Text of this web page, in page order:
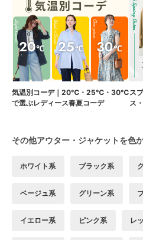
気温別コーデ｜20℃・25℃・30℃
で選ぶレディース春夏コーデ
ス
ス
その他アウター・ジャケットを色
ホワイト系 ブラック系
ベージュ系 グリーン系
イエロー系 ピンク系 レ